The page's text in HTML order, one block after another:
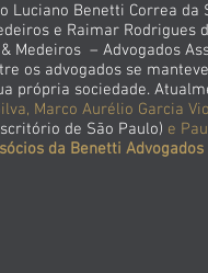
Luciano Benetti Correa
e Raimar Rodrigues
Medeiros – Advogados
os advogados se
própria sociedade.
Marco Aurélio Garcia
de São Paulo) e
sócios da Benetti